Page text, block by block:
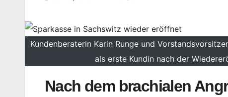
Kundenberaterin Karin Runge und
als erste Kundin nach der
Nach dem brachialen